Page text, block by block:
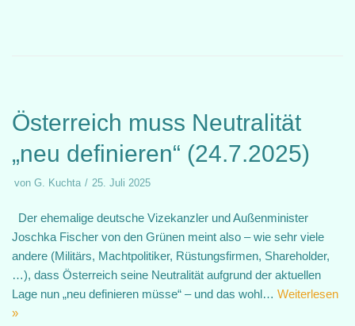
Österreich muss Neutralität
„neu definieren“ (24.7.2025)
von G. Kuchta 25. Juli 2025
Der ehemalige deutsche Vizekanzler und Außenminister
Joschka Fischer von den Grünen meint also – wie sehr viele
andere (Militärs, Machtpolitiker, Rüstungsfirmen, Shareholder,
…), dass Österreich seine Neutralität aufgrund der aktuellen
Lage nun „neu definieren müsse“ – und das wohl… Weiterlesen
»